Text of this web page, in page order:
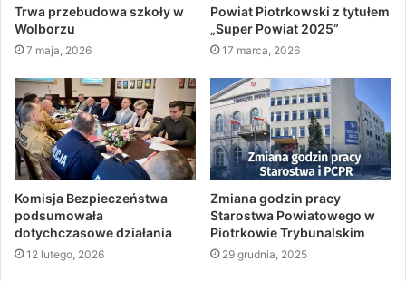
Trwa przebudowa szkoły w
Wolborzu
7 maja, 2026
Powiat Piotrkowski z tytułem
„Super Powiat 2025”
17 marca, 2026
Komisja Bezpieczeństwa
podsumowała
dotychczasowe działania
12 lutego, 2026
Zmiana godzin pracy
Starostwa Powiatowego w
Piotrkowie Trybunalskim
29 grudnia, 2025